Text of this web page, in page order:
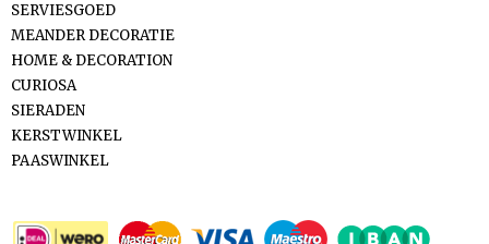
SERVIESGOED
MEANDER DECORATIE
HOME & DECORATION
CURIOSA
SIERADEN
KERSTWINKEL
PAASWINKEL